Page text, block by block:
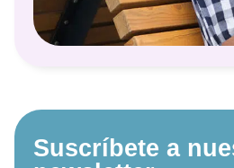
Suscríbete a